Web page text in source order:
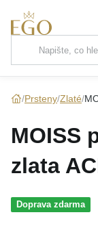
Hlavní
Prsteny Zlaté
MOISS
zlata
Doprava zdarma